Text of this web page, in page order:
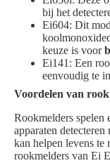
bij het
Ei604: Dit
keuze is voor
Ei141: Een
eenvoudig te
Voordelen van
Rookmelders spelen
apparaten
kan helpen levens te
rookmelders van Ei